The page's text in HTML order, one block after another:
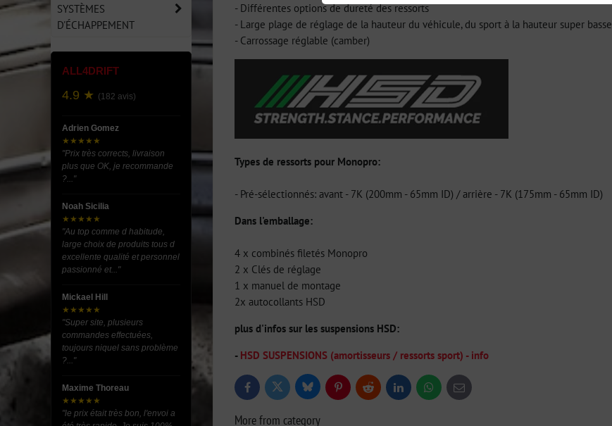
- Différentes options de dureté des ressorts
- Large plage de réglage de la hauteur du véhicule, du sport à la hauteur super basse
- Carrossage réglable (camber)
Types de ressorts pour Monopro:
- Pré-sélectionnés: avant - 7K (200mm - 65mm ID) / arrière - 7K (175mm - 65mm ID)
Dans l'emballage:
4 x combinés filetés Monopro
2 x Clés de réglage
1 x manuel de montage
2x autocollants HSD
plus d'infos sur les suspensions HSD:
- HSD SUSPENSIONS (amortisseurs / ressorts sport) - info
FacebookTwitter BlueskyPinterestReddit LinkedInWhatsApp
E-
mail
More from category
SYSTÈMES
D'ÉCHAPPEMENT
ALL4DRIFT
4.9 ★ (182 avis)
Adrien Gomez
★★★★★
"Prix très corrects, livraison
plus que OK, je recommande
?..."
Noah Sicilia
★★★★★
"Au top comme d habitude,
large choix de produits tous d
excellente qualité et personnel
passionné et..."
Mickael Hill
★★★★★
"Super site, plusieurs
commandes effectuées,
toujours niquel sans problème
?..."
Maxime Thoreau
★★★★★
"le prix était très bon, l'envoi a